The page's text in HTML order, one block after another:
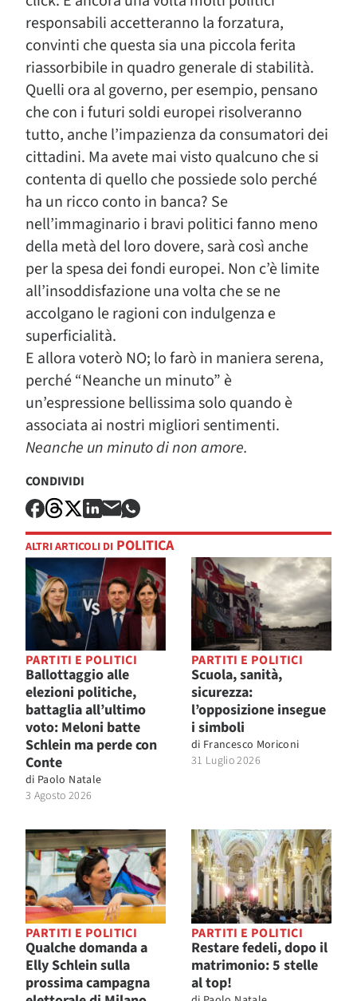
responsabili accetteranno la forzatura,
convinti che questa sia una piccola ferita
riassorbibile in quadro generale di stabilità.
Quelli ora al governo, per esempio, pensano
che con i futuri soldi europei risolveranno
tutto, anche l’impazienza da consumatori dei
cittadini. Ma avete mai visto qualcuno che si
contenta di quello che possiede solo perché
ha un ricco conto in banca? Se
nell’immaginario i bravi politici fanno meno
della metà del loro dovere, sarà così anche
per la spesa dei fondi europei. Non c’è limite
all’insoddisfazione una volta che se ne
accolgano le ragioni con indulgenza e
superficialità.
E allora voterò NO; lo farò in maniera serena,
perché “Neanche un minuto” è
un’espressione bellissima solo quando è
associata ai nostri migliori sentimenti.
Neanche un minuto di non amore.
CONDIVIDI
ALTRI ARTICOLI DI POLITICA
PARTITI E POLITICI
Ballottaggio alle
elezioni politiche,
battaglia all’ultimo
voto: Meloni batte
Schlein ma perde con
Conte
di Paolo Natale
3 Agosto 2026
PARTITI E POLITICI
Scuola, sanità,
sicurezza:
l’opposizione insegue
i simboli
di Francesco Moriconi
31 Luglio 2026
PARTITI E POLITICI
Qualche domanda a
Elly Schlein sulla
prossima campagna
PARTITI E POLITICI
Restare fedeli, dopo il
matrimonio: 5 stelle
al top!